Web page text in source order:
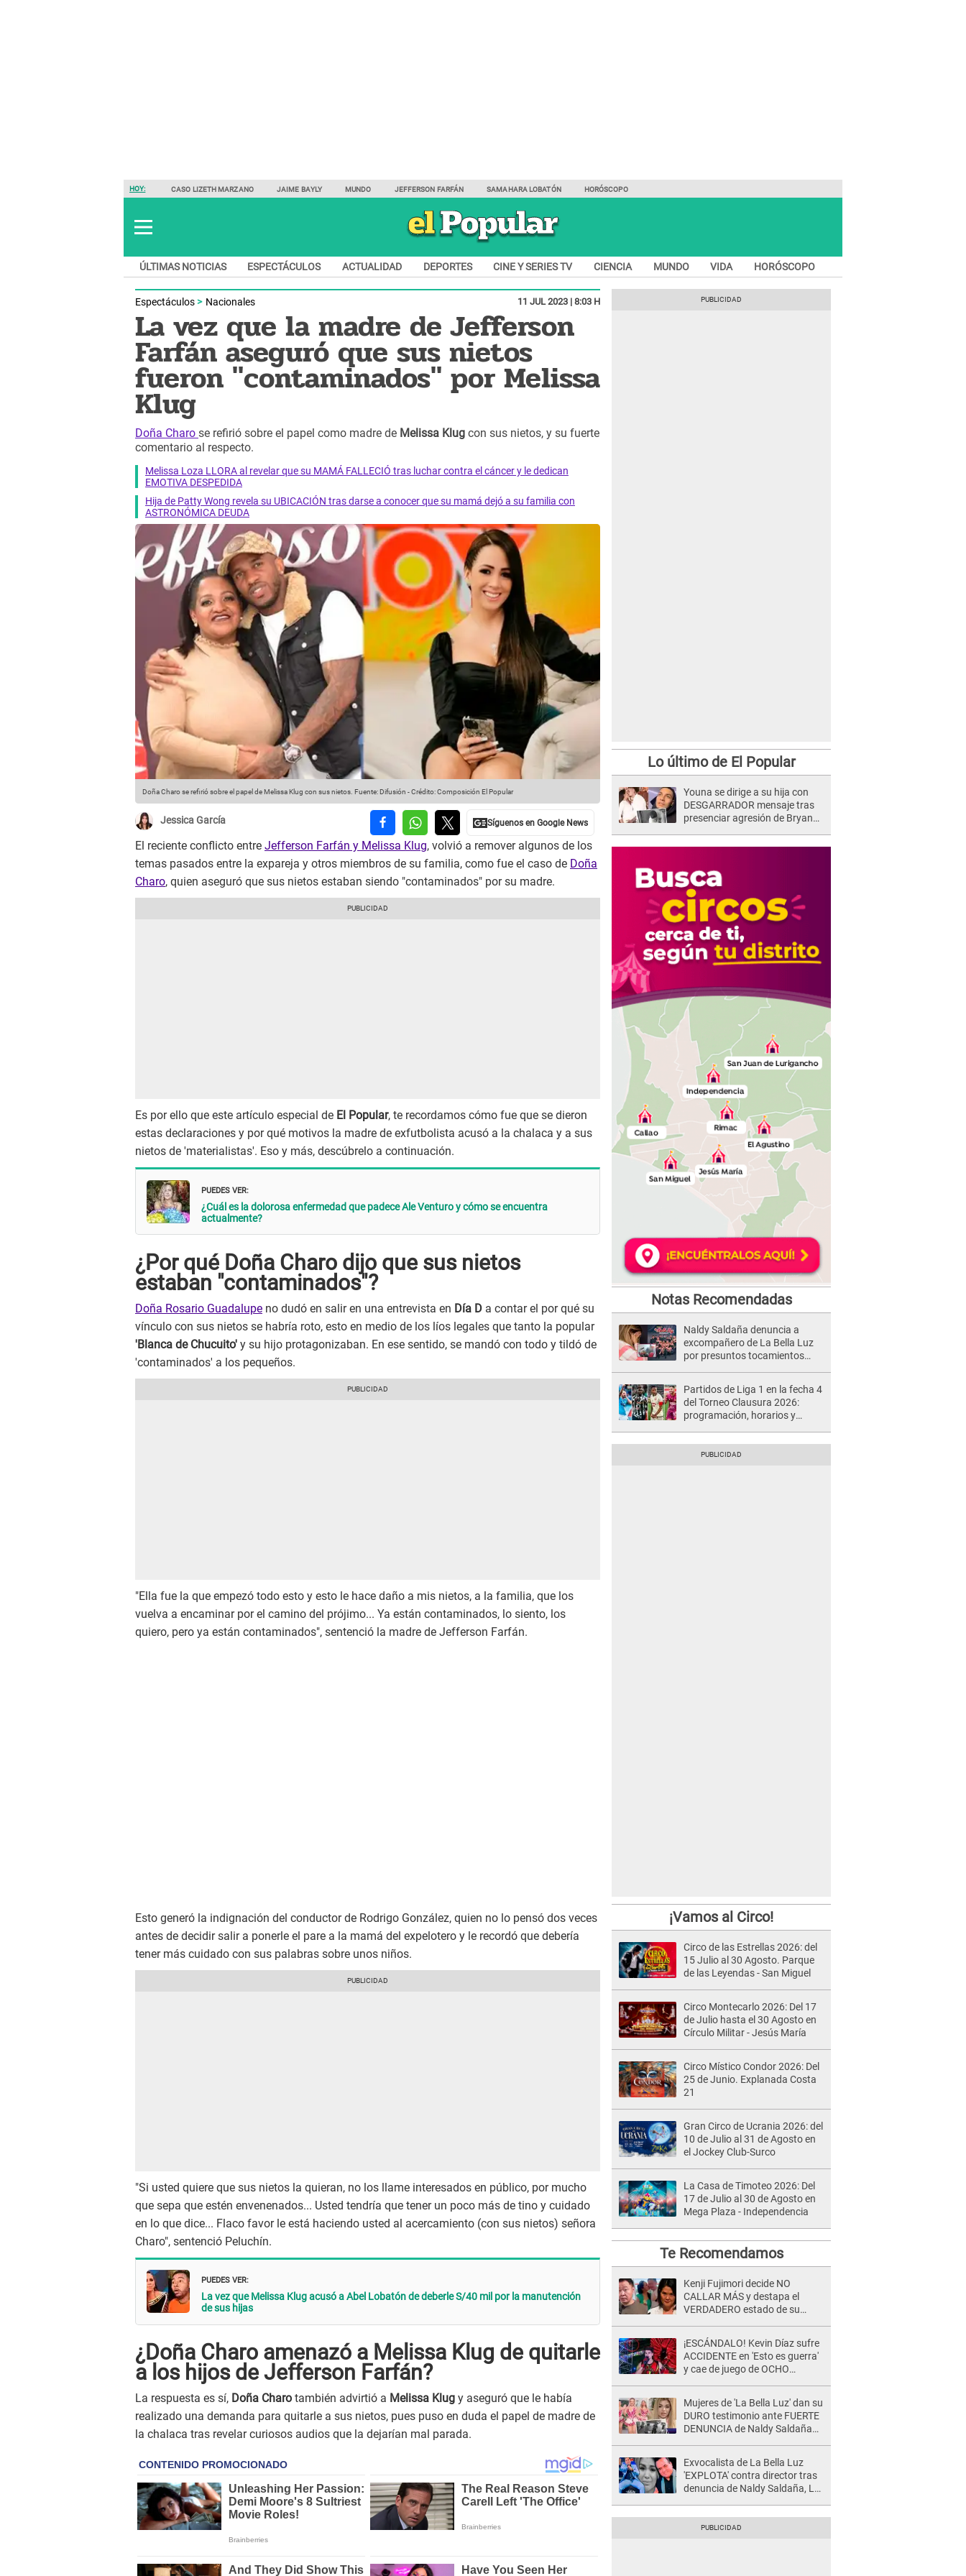
HOY: CASO LIZETH MARZANO JAIME BAYLY MUNDO JEFFERSON FARFÁN SAMAHARA LOBATÓN HORÓSCOPO
ÚLTIMAS NOTICIAS ESPECTÁCULOS ACTUALIDAD DEPORTES CINE Y SERIES TV CIENCIA MUNDO VIDA HORÓSCOPO
Espectáculos Nacionales 11 JUL 2023 | 8:03 H
La vez que la madre de Jefferson
Farfán aseguró que sus nietos
fueron "contaminados" por Melissa
Klug
Doña Charo se refirió sobre el papel como madre de Melissa Klug con sus nietos, y su fuerte
comentario al respecto.
Melissa Loza LLORA al revelar que su MAMÁ FALLECIÓ tras luchar contra el cáncer y le dedican
EMOTIVA DESPEDIDA
Hija de Patty Wong revela su UBICACIÓN tras darse a conocer que su mamá dejó a su familia con
ASTRONÓMICA DEUDA
Doña Charo se refirió sobre el papel de Melissa Klug con sus nietos. Fuente: Difusión -Crédito: Composición El Popular
Jessica García
El reciente conflicto entre Jefferson Farfán y Melissa Klug, volvió a remover algunos de los
temas pasados entre la expareja y otros miembros de su familia, como fue el caso de Doña
Charo, quien aseguró que sus nietos estaban siendo "contaminados" por su madre.
Es por ello que este artículo especial de El Popular, te recordamos cómo fue que se dieron
estas declaraciones y por qué motivos la madre de exfutbolista acusó a la chalaca y a sus
nietos de 'materialistas'. Eso y más, descúbrelo a continuación.
PUEDES VER:
¿Cuál es la dolorosa enfermedad que padece Ale Venturo y cómo se encuentra
actualmente?
¿Por qué Doña Charo dijo que sus nietos
estaban "contaminados"?
Doña Rosario Guadalupe no dudó en salir en una entrevista en Día D a contar el por qué su
vínculo con sus nietos se habría roto, esto en medio de los líos legales que tanto la popular
'Blanca de Chucuito' y su hijo protagonizaban. En ese sentido, se mandó con todo y tildó de
'contaminados' a los pequeños.
"Ella fue la que empezó todo esto y esto le hace daño a mis nietos, a la familia, que los
vuelva a encaminar por el camino del prójimo... Ya están contaminados, lo siento, los
quiero, pero ya están contaminados", sentenció la madre de Jefferson Farfán.
Esto generó la indignación del conductor de Rodrigo González, quien no lo pensó dos veces
antes de decidir salir a ponerle el pare a la mamá del expelotero y le recordó que debería
tener más cuidado con sus palabras sobre unos niños.
"Si usted quiere que sus nietos la quieran, no los llame interesados en público, por mucho
que sepa que estén envenenados... Usted tendría que tener un poco más de tino y cuidado
en lo que dice... Flaco favor le está haciendo usted al acercamiento (con sus nietos) señora
Charo", sentenció Peluchín.
PUEDES VER:
La vez que Melissa Klug acusó a Abel Lobatón de deberle S/40 mil por la manutención
de sus hijas
¿Doña Charo amenazó a Melissa Klug de quitarle
a los hijos de Jefferson Farfán?
La respuesta es sí, Doña Charo también advirtió a Melissa Klug y aseguró que le había
realizado una demanda para quitarle a sus nietos, pues puso en duda el papel de madre de
la chalaca tras revelar curiosos audios que la dejarían mal parada.
Lo último de El Popular
Youna se dirige a su hija con
DESGARRADOR mensaje tras
presenciar agresión de Bryan
Notas Recomendadas
Naldy Saldaña denuncia a
excompañero de La Bella Luz
por presuntos tocamientos
Partidos de Liga 1 en la fecha 4
del Torneo Clausura 2026:
programación, horarios y
¡Vamos al Circo!
Circo de las Estrellas 2026: del
15 Julio al 30 Agosto. Parque
de las Leyendas - San Miguel
Circo Montecarlo 2026: Del 17
de Julio hasta el 30 Agosto en
Círculo Militar - Jesús María
Circo Místico Condor 2026: Del
25 de Junio. Explanada Costa
21
Gran Circo de Ucrania 2026: del
10 de Julio al 31 de Agosto en
el Jockey Club-Surco
La Casa de Timoteo 2026: Del
17 de Julio al 30 de Agosto en
Mega Plaza - Independencia
Te Recomendamos
Kenji Fujimori decide NO
CALLAR MÁS y destapa el
VERDADERO estado de su
Fujimori: "Mi familia es Érika, mi
suegra..."
¡ESCÁNDALO! Kevin Díaz sufre
ACCIDENTE en 'Esto es guerra'
y cae de juego de OCHO
Mujeres de 'La Bella Luz' dan su
DURO testimonio ante FUERTE
DENUNCIA de Naldy Saldaña
Exvocalista de La Bella Luz
'EXPLOTA' contra director tras
denuncia de Naldy Saldaña, LO
dos cabezas más"